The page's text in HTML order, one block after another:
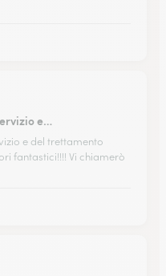
e…
e del trettamento
fantastici!!!! Vi chiamerò